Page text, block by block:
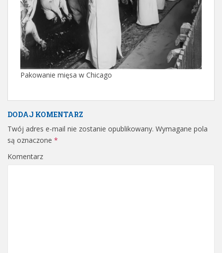
Pakowanie mięsa w Chicago
DODAJ KOMENTARZ
Twój adres e-mail nie zostanie opublikowany. Wymagane pola
są oznaczone *
Komentarz